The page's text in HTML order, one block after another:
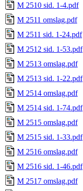
M 2510 sid. 1-4.pdf
M 2511 omslag.pdf
M 2511 sid. 1-24.pdf
M 2512 sid. 1-53.pdf
M 2513 omslag.pdf
M 2513 sid. 1-22.pdf
M 2514 omslag.pdf
M 2514 sid. 1-74.pdf
M 2515 omslag.pdf
M 2515 sid. 1-33.pdf
M 2516 omslag.pdf
M 2516 sid. 1-46.pdf
M 2517 omslag.pdf